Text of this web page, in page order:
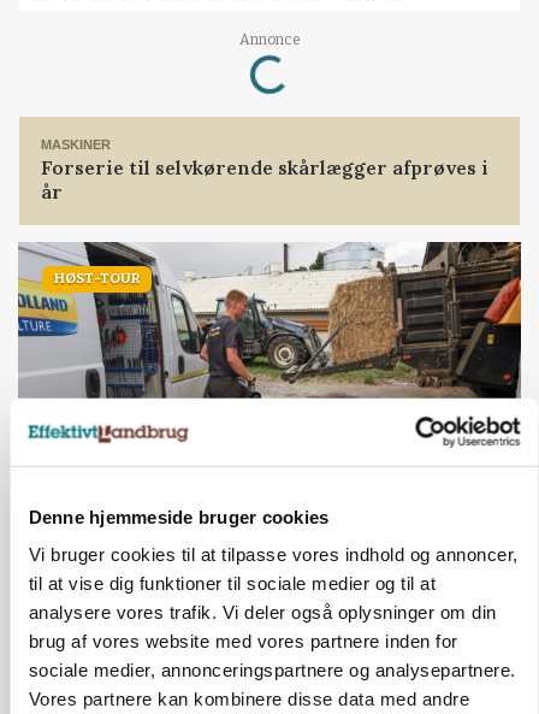
Denne hjemmeside bruger cookies
Vi bruger cookies til at tilpasse vores indhold og annoncer,
til at vise dig funktioner til sociale medier og til at
analysere vores trafik. Vi deler også oplysninger om din
brug af vores website med vores partnere inden for
sociale medier, annonceringspartnere og analysepartnere.
Vores partnere kan kombinere disse data med andre
Annonce
Loading...
MASKINER
Forserie til selvkørende skårlægger afprøves i
år
HØST-TOUR
18 montører står klar i høsten: Sådan holder PN
Maskiner landmænd i gang
ANNONCE
Der kan være penge gemt, i foderstrategien